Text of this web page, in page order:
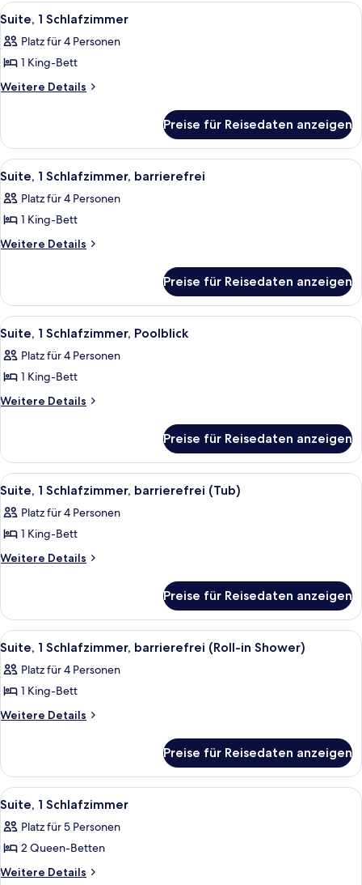
Alle
Fotos
für
Suite,
1
Ein Hotelzimmer mit einem großen
5
Suite, 1 Schlafzimmer
Platz für 4 Personen
1 King-Bett
Weitere Details
Weitere
1
Schlafzimmer
Preise für Reisedaten anzeigen
Alle
Fotos
für
Suite,
1
anzeigen
Ein Hotelzimmer mit einem großen
5
Suite, 1 Schlafzimmer, barrierefrei
Platz für 4 Personen
1 King-Bett
Weitere Details
Weitere
1
Schlafzimmer,
barrierefrei
Preise für Reisedaten anzeigen
Alle
Fotos
für
Suite,
1
anzeigen
Ein Hotelzimmer mit einem großen
6
Suite, 1 Schlafzimmer, Poolblick
Platz für 4 Personen
1 King-Bett
Weitere Details
Weitere
1
Schlafzimmer,
Poolblick
Preise für Reisedaten anzeigen
Alle
Fotos
für
Suite,
1
(Tub)
anzeigen
Ein Hotelzimmer mit einem großen
5
Suite, 1 Schlafzimmer, barrierefrei (Tub)
Platz für 4 Personen
1 King-Bett
Weitere Details
Weitere
1
Schlafzimmer,
barrierefrei
Preise für Reisedaten anzeigen
Alle
Fotos
für
Suite,
1
(Roll-
in
Shower)
anzeigen
Ein Hotelzimmer mit einem großen
5
Suite, 1 Schlafzimmer, barrierefrei (Roll-in Shower)
Platz für 4 Personen
1 King-Bett
Weitere Details
Weitere
1
Schlafzimmer,
barrierefrei
in
Shower)
Preise für Reisedaten anzeigen
Alle
Fotos
für
Suite,
1
Ein Hotelzimmer mit zwei Betten,
5
Suite, 1 Schlafzimmer
Platz für 5 Personen
2 Queen-Betten
Weitere Details
Weitere